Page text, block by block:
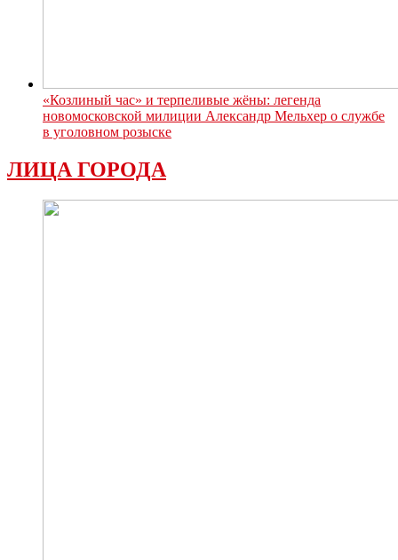
«Козлиный час» и терпеливые жёны: легенда
новомосковской милиции Александр Мельхер о службе
в уголовном розыске
ЛИЦА ГОРОДА